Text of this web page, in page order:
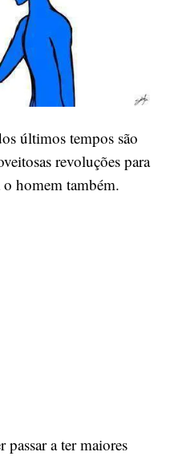
últimos tempos são
revoluções para
homem também.
passar a ter maiores